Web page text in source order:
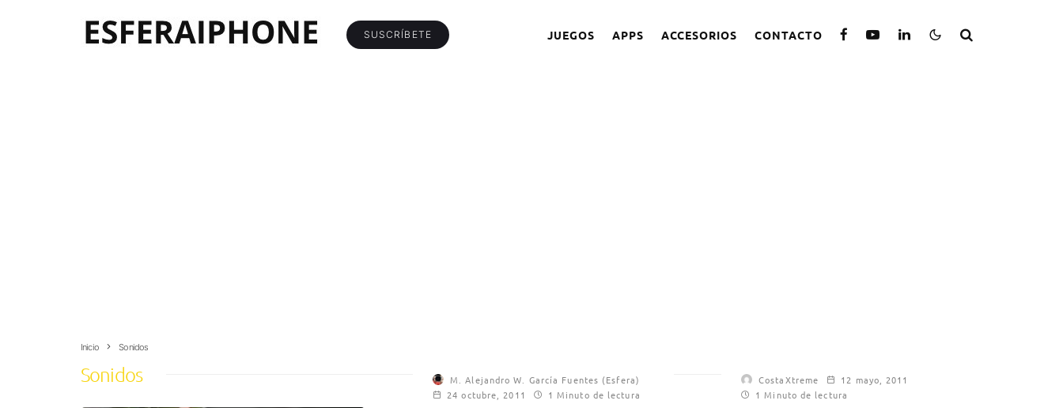
SUSCRÍBETE JUEGOS APPS ACCESORIOS CONTACTO
Inicio Sonidos
Sonidos
M. Alejandro W. García Fuentes (Esfera)
24 octubre, 2011
1 Minuto de lectura
CostaXtreme
12 mayo, 2011
1 Minuto de lectura